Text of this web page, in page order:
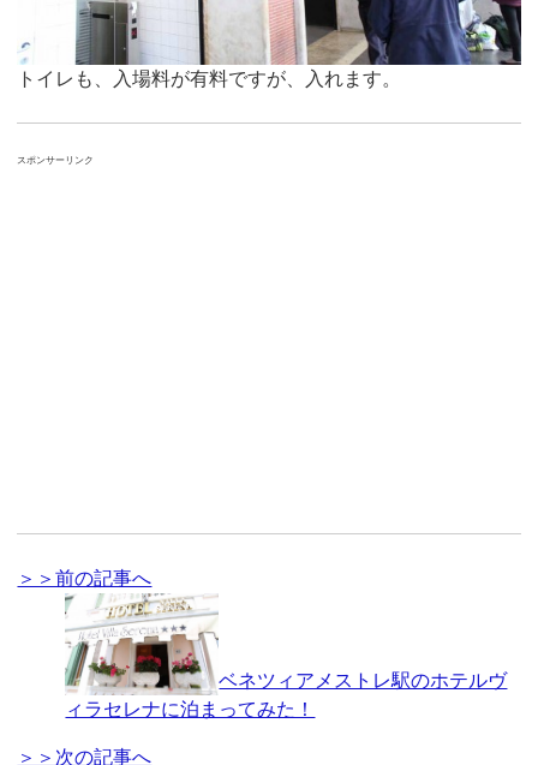
トイレも、入場料が有料ですが、入れます。
スポンサーリンク
＞＞前の記事へ
ベネツィアメストレ駅のホテルヴ
ィラセレナに泊まってみた！
＞＞次の記事へ